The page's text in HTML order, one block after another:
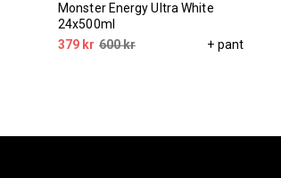
Monster Energy Ultra White
24x500ml
379 kr 600 kr + pant